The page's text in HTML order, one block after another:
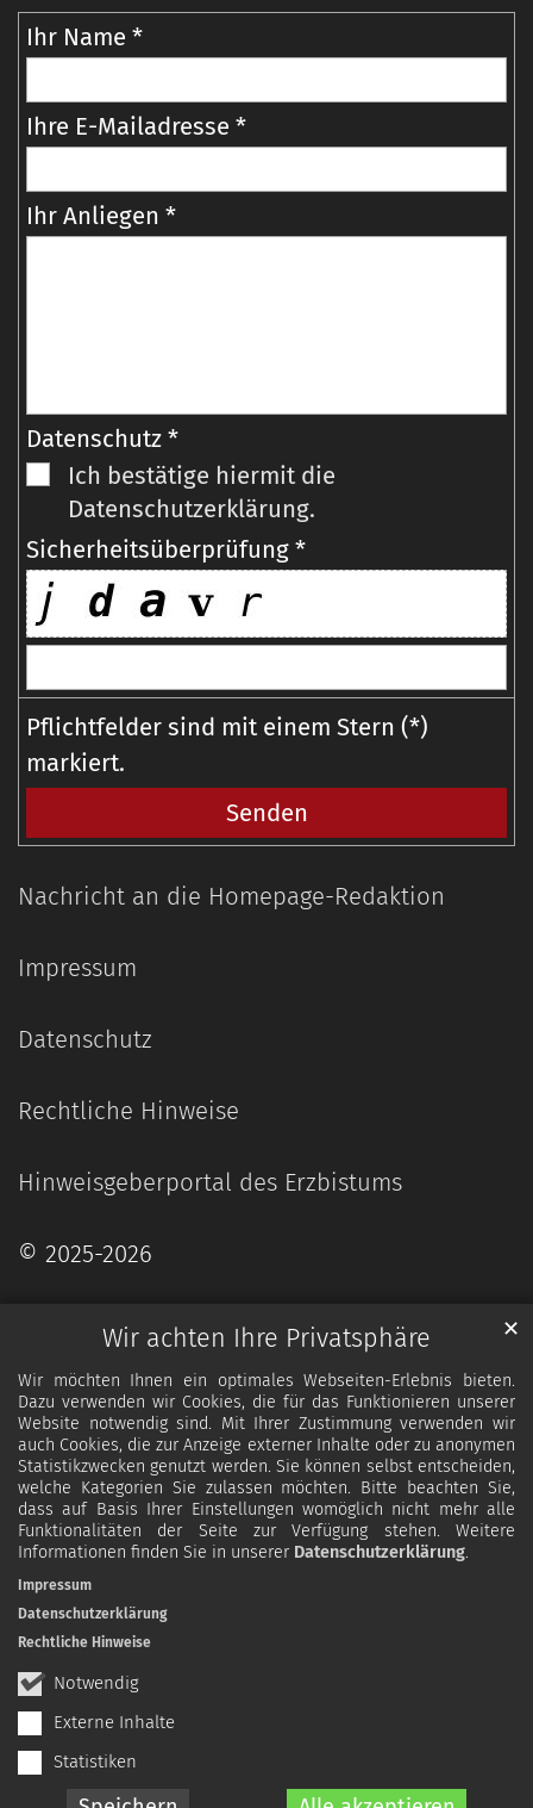
Wir achten Ihre Privatsphäre
Wir möchten Ihnen ein optimales Webseiten-Erlebnis bieten.
Dazu verwenden wir Cookies, die für das Funktionieren unserer
Website notwendig sind. Mit Ihrer Zustimmung verwenden wir
auch Cookies, die zur Anzeige externer Inhalte oder zu anonymen
Statistikzwecken genutzt werden. Sie können selbst entscheiden,
welche Kategorien Sie zulassen möchten. Bitte beachten Sie,
dass auf Basis Ihrer Einstellungen womöglich nicht mehr alle
Funktionalitäten der Seite zur Verfügung stehen. Weitere
Informationen finden Sie in unserer Datenschutzerklärung.
Notwendig
Externe Inhalte
Statistiken
✕
Impressum
Datenschutzerklärung
Rechtliche Hinweise
Ihr Name *
Ihre E-Mailadresse *
Ihr Anliegen *
Datenschutz *
Ich bestätige hiermit die
Datenschutzerklärung.
Sicherheitsüberprüfung *
Pflichtfelder sind mit einem Stern (*)
markiert.
Nachricht an die Homepage-Redaktion
Impressum
Datenschutz
Rechtliche Hinweise
Hinweisgeberportal des Erzbistums
© 2025-2026